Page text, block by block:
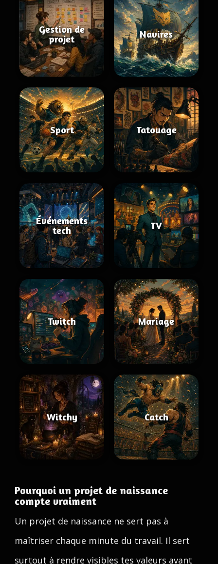
Gestion de
projet
Navires
Sport Tatouage
Événements
tech
TV
Twitch Mariage
Witchy Catch
Pourquoi un projet de naissance
compte vraiment
Un projet de naissance ne sert pas à
maîtriser chaque minute du travail. Il sert
surtout à rendre visibles tes valeurs avant